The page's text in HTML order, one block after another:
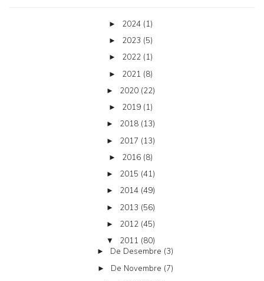
► 2024 (1)
► 2023 (5)
► 2022 (1)
► 2021 (8)
► 2020 (22)
► 2019 (1)
► 2018 (13)
► 2017 (13)
► 2016 (8)
► 2015 (41)
► 2014 (49)
► 2013 (56)
► 2012 (45)
▼ 2011 (80)
► De Desembre (3)
► De Novembre (7)